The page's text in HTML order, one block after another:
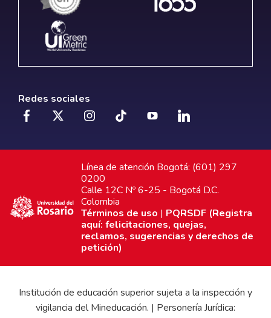
Redes sociales
Línea de atención Bogotá: (601) 297
0200
Calle 12C Nº 6-25 - Bogotá D.C.
Colombia
Términos de uso | PQRSDF (Registra
aquí: felicitaciones, quejas,
reclamos, sugerencias y derechos de
petición)
Institución de educación superior sujeta a la inspección y
vigilancia del Mineducación. | Personería Jurídica: